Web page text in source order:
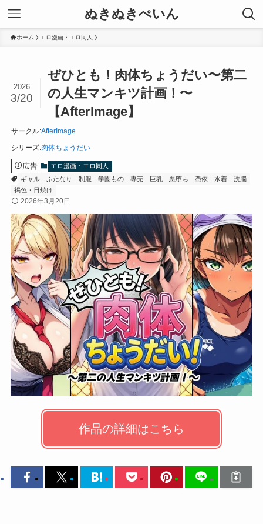
ぬきぬきぺいん
ホーム エロ漫画・エロ同人
ぜひとも！肉体ちょうだい〜第二
の人生マンキツ計画！〜
【AfterImage】
2026
3/20
サークル:AfterImage
シリーズ:肉体ちょうだい
広告
エロ漫画・エロ同人
ギャル
ふたなり 制服 学園もの 専売 巨乳 悪堕ち 憑依 水着
洗脳
褐色・日焼け
2026年3月20日
作品の詳細はこちら